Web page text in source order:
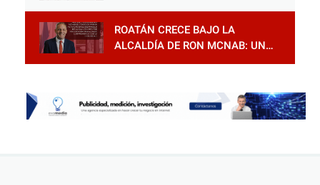
ROATÁN CRECE BAJO LA
ALCALDÍA DE RON MCNAB: UN
GESTOR ALIADO DE LA